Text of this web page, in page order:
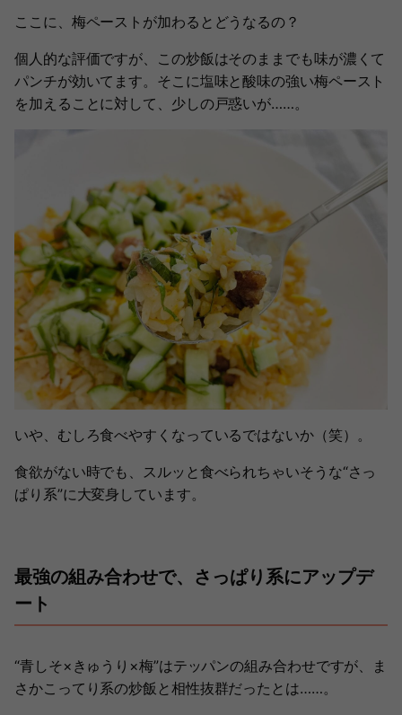
ここに、梅ペーストが加わるとどうなるの？
個人的な評価ですが、この炒飯はそのままでも味が濃くて
パンチが効いてます。そこに塩味と酸味の強い梅ペースト
を加えることに対して、少しの戸惑いが……。
いや、むしろ食べやすくなっているではないか（笑）。
食欲がない時でも、スルッと食べられちゃいそうな“さっ
ぱり系”に大変身しています。
最強の組み合わせで、さっぱり系にアップデ
ート
“青しそ×きゅうり×梅”はテッパンの組み合わせですが、ま
さかこってり系の炒飯と相性抜群だったとは……。